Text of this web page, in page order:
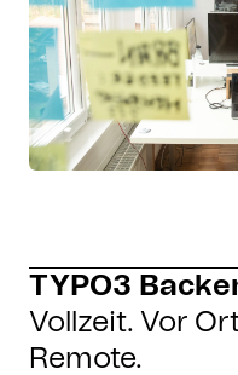
TYPO3
Vollzeit. Vor
Remote.